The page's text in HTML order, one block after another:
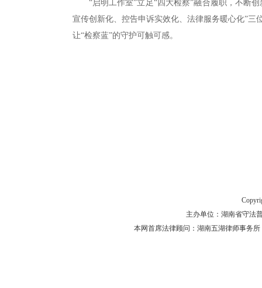
“启明工作室”立足“四大检察”融合履职，不断
宣传创新化、控告申诉实效化、法律服务暖心化”
让“检察蓝”的守护可触可感。
主办单位：湖南省守法
本网首席法律顾问：湖南五湖律师事务所